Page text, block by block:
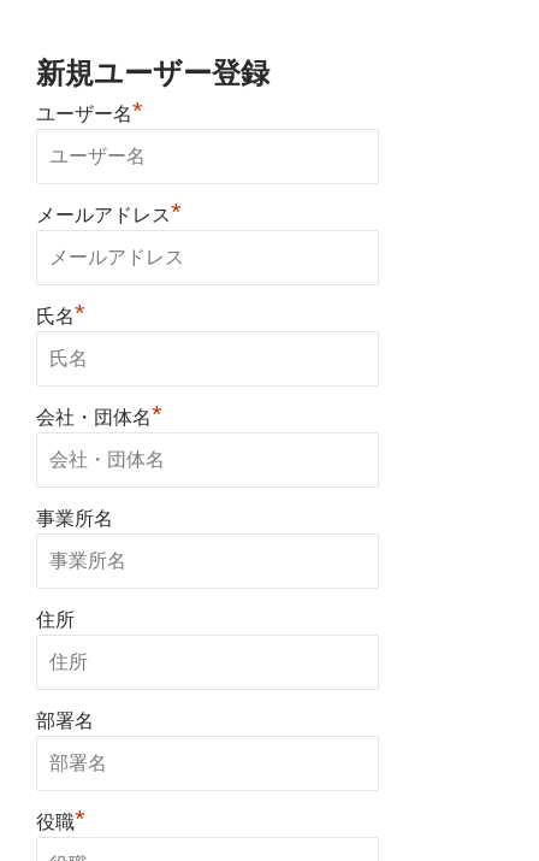
新規ユーザー登録
ユーザー名*
メールアドレス*
氏名*
会社・団体名*
事業所名
住所
部署名
役職*